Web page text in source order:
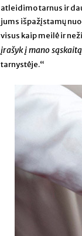
atleidimo tarnus ir
jums išpažįstamų
visus kaip meilė ir
įrašyk į mano
tarnystėje.“